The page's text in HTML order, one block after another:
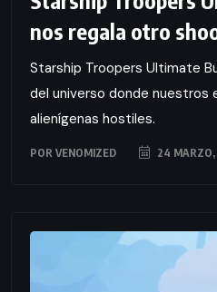
nos regala otro
Starship Troopers Ultimate
del universo donde nuestros
alienígenas hostiles.
POR VENOMIZED 24